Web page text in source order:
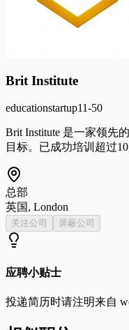
Brit Institute
educationstartup11-50
Brit Institute 是一家领先
目标。已成功培训超过
总部
英国, London
关注公司 屏蔽公司
应聘小贴士
投递简历时请注明来自